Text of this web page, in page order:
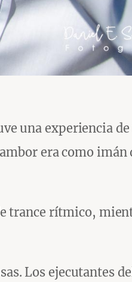
una experiencia
era como imán
trance rítmico,
Los ejecutantes